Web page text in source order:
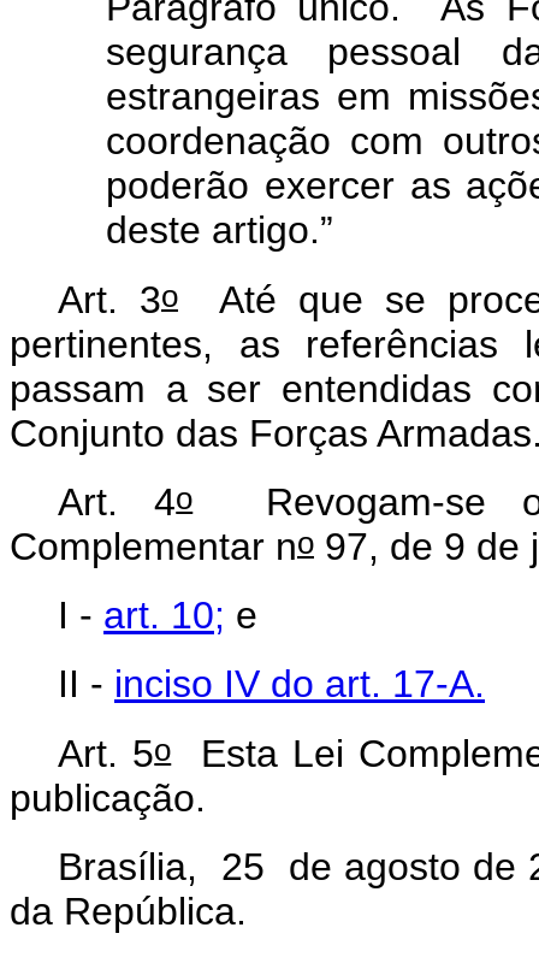
segurança pessoal
estrangeiras em
coordenação com
poderão exercer as
deste artigo.”
Art. 3o Até que se
pertinentes, as referências
passam a ser entendidas
Conjunto das Forças
Art. 4oRevogam-se
Complementar no 97, de 9 de
I - art. 10; e
II - inciso IV do art. 17-A.
Art. 5oEsta Lei
publicação.
Brasília, 25 de agosto de
da República.